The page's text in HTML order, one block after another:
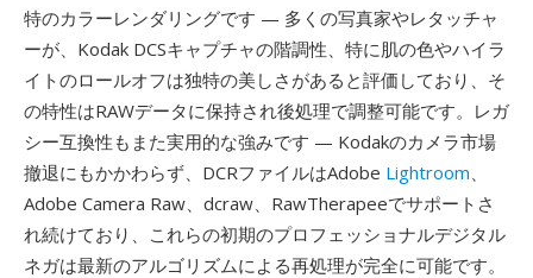
特のカラーレンダリングです — 多くの写真家やレタッチャ
ーが、Kodak DCSキャプチャの階調性、特に肌の色やハイラ
イトのロールオフは独特の美しさがあると評価しており、そ
の特性はRAWデータに保持され後処理で調整可能です。レガ
シー互換性もまた実用的な強みです — Kodakのカメラ市場
撤退にもかかわらず、DCRファイルはAdobe Lightroom、
Adobe Camera Raw、dcraw、RawTherapeeでサポートさ
れ続けており、これらの初期のプロフェッショナルデジタル
ネガは最新のアルゴリズムによる再処理が完全に可能です。